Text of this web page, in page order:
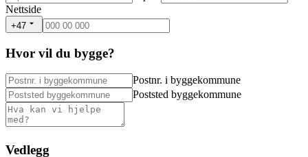
Nettside
+47
Hvor vil du bygge?
Postnr. i byggekommune
Poststed byggekommune
Vedlegg